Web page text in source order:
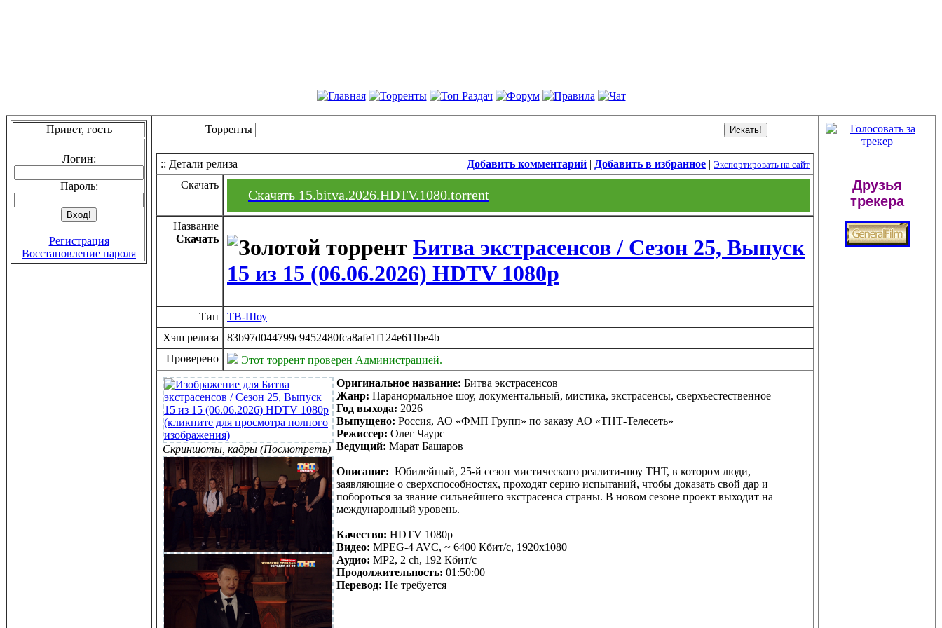
Привет, гость
Логин:
Пароль:
Регистрация
Восстановление пароля
Торренты
:: Детали релиза Добавить комментарий | Добавить в избранное | Экспортировать на сайт
Скачать
Скачать 15.bitva.2026.HDTV.1080.torrent
Название
Скачать
Битва экстрасенсов / Сезон 25, Выпуск
15 из 15 (06.06.2026) HDTV 1080p
Тип
ТВ-Шоу
Хэш релиза
83b97d044799c9452480fca8afe1f124e611be4b
Проверено
Этот торрент проверен Администрацией.
Скриншоты, кадры (Посмотреть)
Оригинальное название: Битва экстрасенсов
Жанр: Паранормальное шоу, документальный, мистика, экстрасенсы, сверхъестественное
Год выхода: 2026
Выпущено: Россия, АО «ФМП Групп» по заказу АО «ТНТ-Телесеть»
Режиссер: Олег Чаурс
Ведущий: Марат Башаров
Описание: Юбилейный, 25-й сезон мистического реалити-шоу ТНТ, в котором люди,
заявляющие о сверхспособностях, проходят серию испытаний, чтобы доказать свой дар и
побороться за звание сильнейшего экстрасенса страны. В новом сезоне проект выходит на
международный уровень.
Качество: HDTV 1080p
Видео: MPEG-4 AVC, ~ 6400 Кбит/с, 1920x1080
Аудио: MP2, 2 ch, 192 Кбит/с
Продолжительность: 01:50:00
Перевод: Не требуется
Друзья
трекера